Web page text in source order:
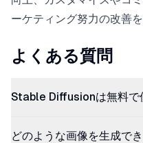
ーケティング努力の改善を
よくある質問
Stable Diffusionは無料で
どのような画像を生成で